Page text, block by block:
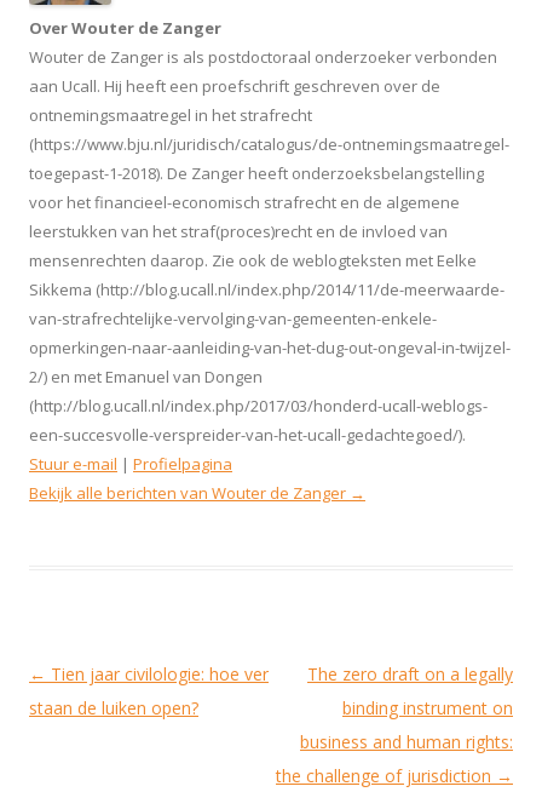
Over Wouter de Zanger
Wouter de Zanger is als postdoctoraal onderzoeker verbonden
aan Ucall. Hij heeft een proefschrift geschreven over de
ontnemingsmaatregel in het strafrecht
(https://www.bju.nl/juridisch/catalogus/de-ontnemingsmaatregel-
toegepast-1-2018). De Zanger heeft onderzoeksbelangstelling
voor het financieel-economisch strafrecht en de algemene
leerstukken van het straf(proces)recht en de invloed van
mensenrechten daarop. Zie ook de weblogteksten met Eelke
Sikkema (http://blog.ucall.nl/index.php/2014/11/de-meerwaarde-
van-strafrechtelijke-vervolging-van-gemeenten-enkele-
opmerkingen-naar-aanleiding-van-het-dug-out-ongeval-in-twijzel-
2/) en met Emanuel van Dongen
(http://blog.ucall.nl/index.php/2017/03/honderd-ucall-weblogs-
een-succesvolle-verspreider-van-het-ucall-gedachtegoed/).
Stuur e-mail | Profielpagina
Bekijk alle berichten van Wouter de Zanger →
Berichtnavigatie
← Tien jaar civilologie: hoe ver
staan de luiken open?
The zero draft on a legally
binding instrument on
business and human rights:
the challenge of jurisdiction →